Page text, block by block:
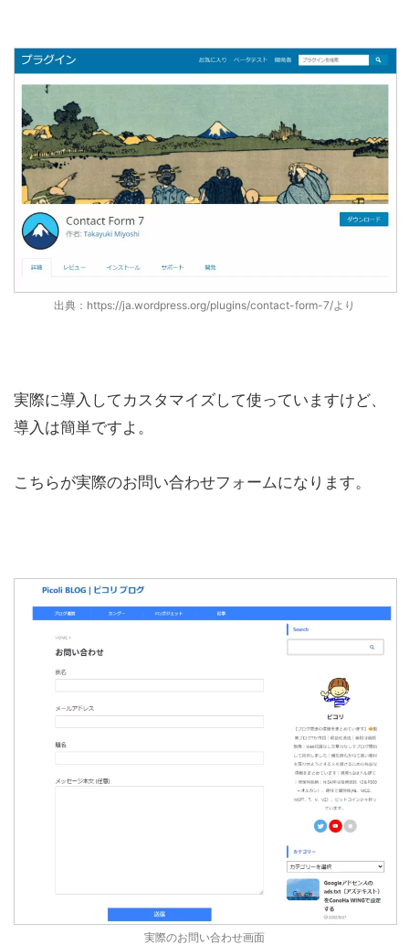
出典：https://ja.wordpress.org/plugins/contact-form-7/より
実際に導入してカスタマイズして使っていますけど、
導入は簡単ですよ。
こちらが実際のお問い合わせフォームになります。
実際のお問い合わせ画面